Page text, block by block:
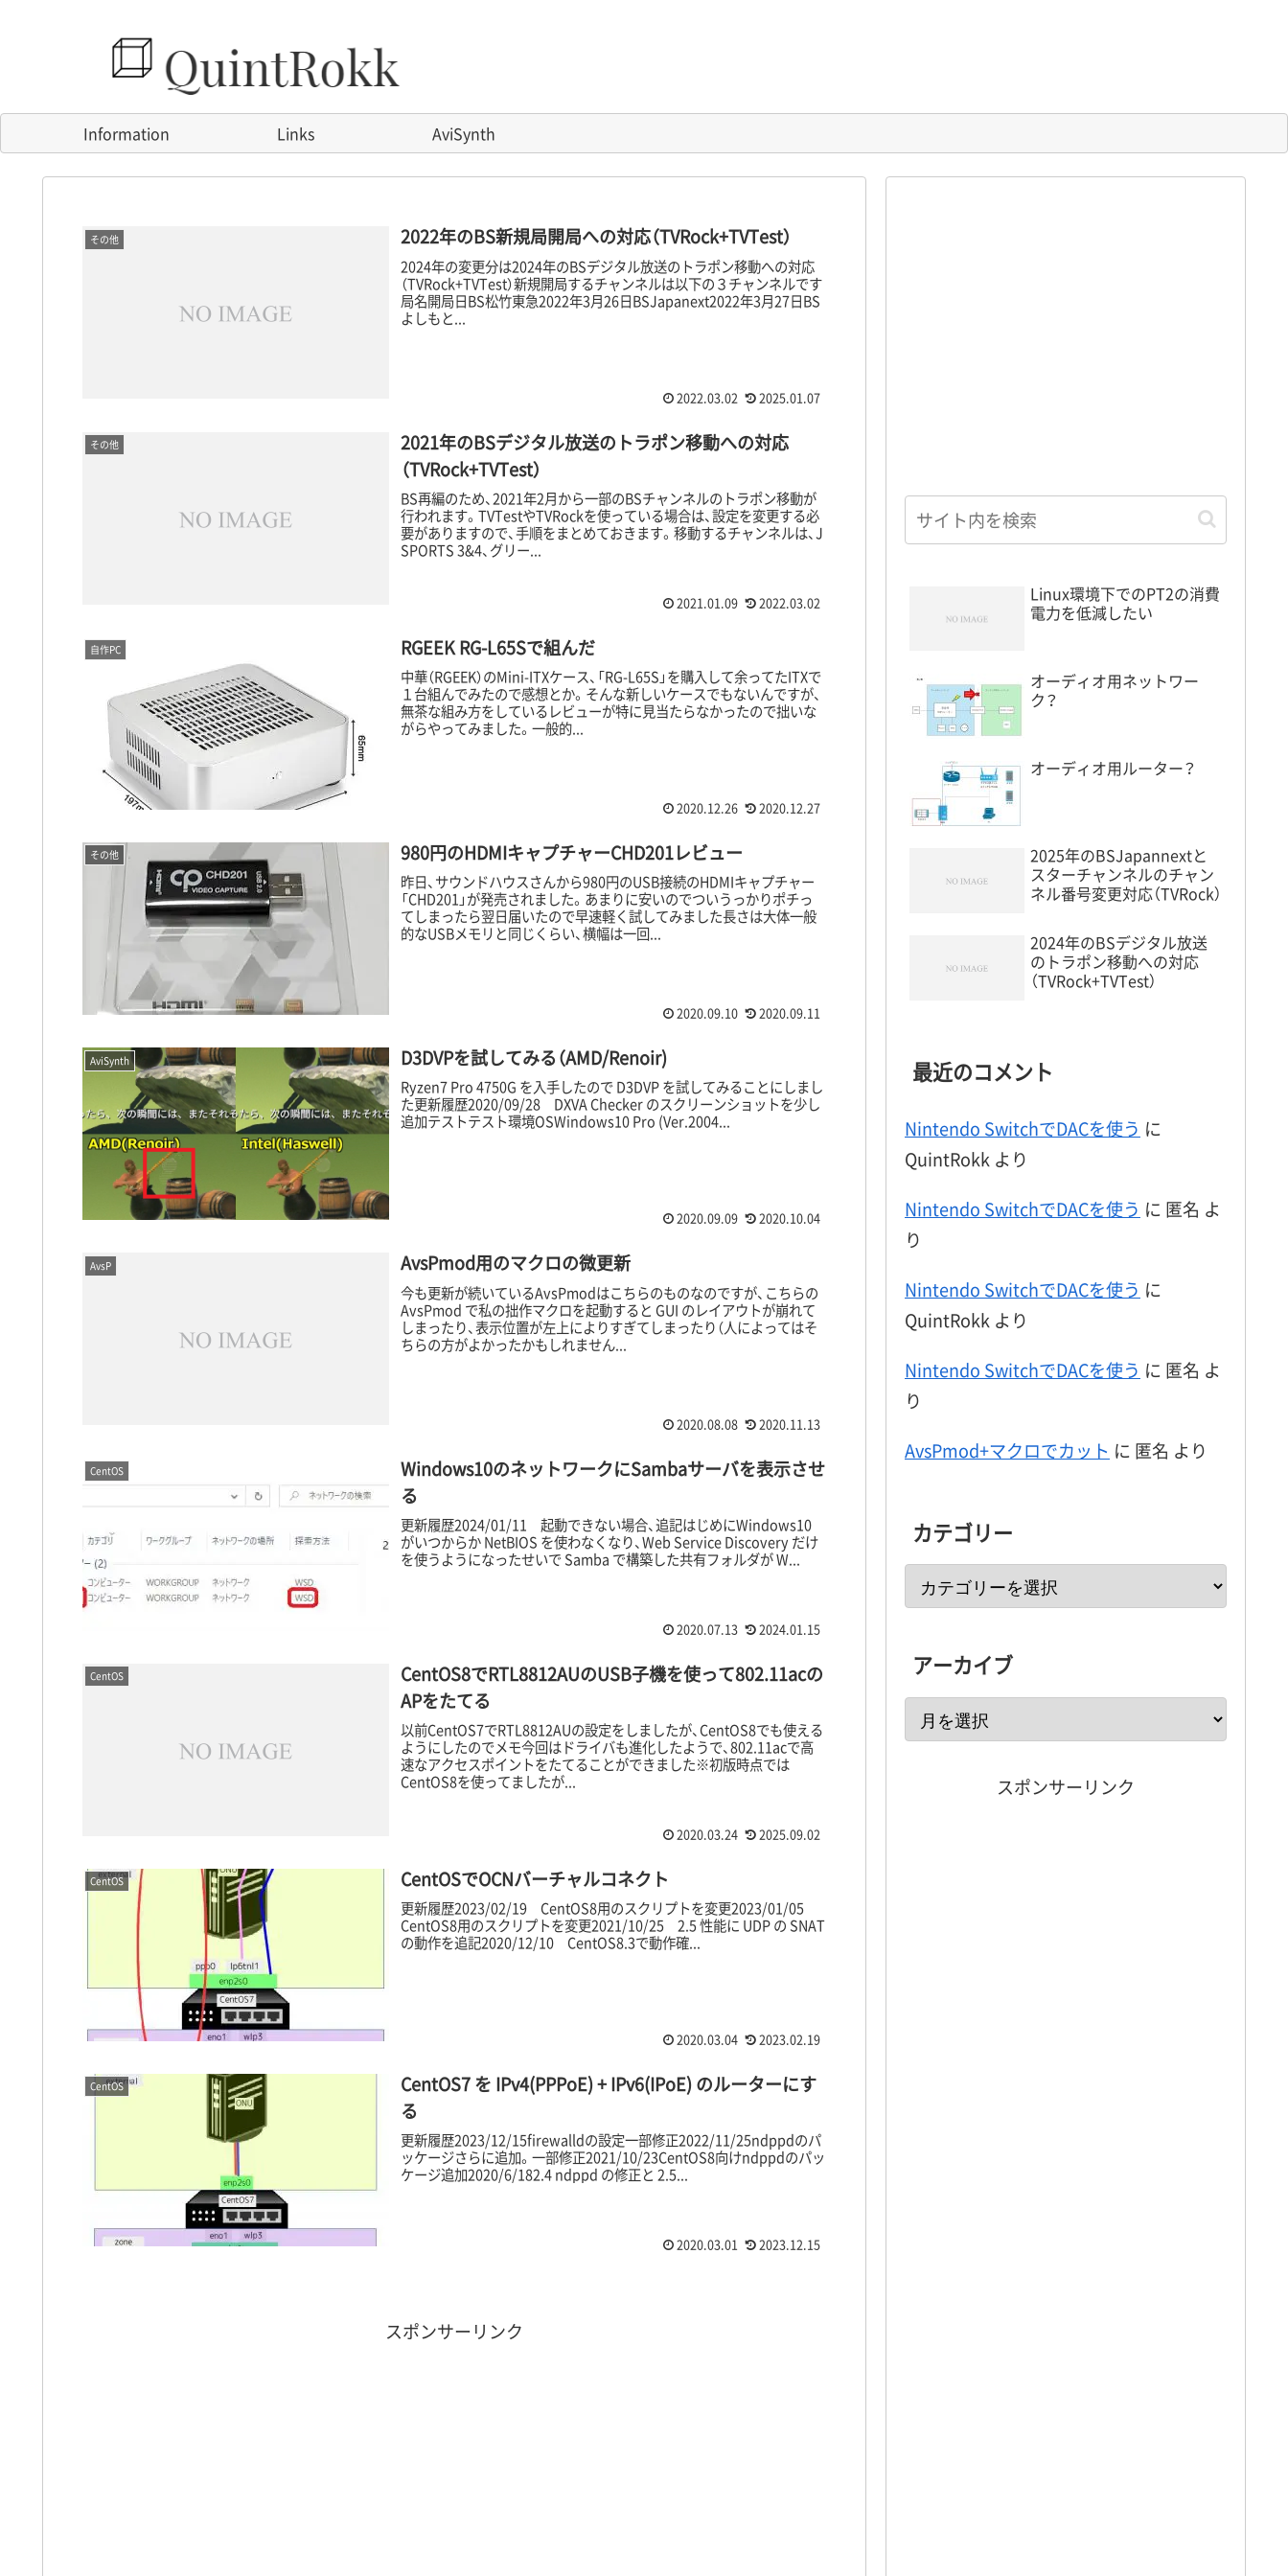
Information Links AviSynth
その他 2022年のBS新規局開局への対応（TVRock+TVTest）
2024年の変更分は2024年のBSデジタル放送のトラポン移動への対応
（TVRock+TVTest）新規開局するチャンネルは以下の３チャンネルです
局名開局日BS松竹東急2022年3月26日BSJapanext2022年3月27日BS
よしもと...
2022.03.02 2025.01.07
その他
2021年のBSデジタル放送のトラポン移動への対応
（TVRock+TVTest）
BS再編のため、2021年2月から一部のBSチャンネルのトラポン移動が
行われます。TVTestやTVRockを使っている場合は、設定を変更する必
要がありますので、手順をまとめておきます。移動するチャンネルは、J
SPORTS 3&4、グリー...
2021.01.09 2022.03.02
自作PC RGEEK RG-L65Sで組んだ
中華（RGEEK）のMini-ITXケース、「RG-L65S」を購入して余ってたITXで
１台組んでみたので感想とか。そんな新しいケースでもないんですが、
無茶な組み方をしているレビューが特に見当たらなかったので拙いな
がらやってみました。一般的...
2020.12.26 2020.12.27
その他 980円のHDMIキャプチャーCHD201レビュー
昨日、サウンドハウスさんから980円のUSB接続のHDMIキャプチャー
「CHD201」が発売されました。あまりに安いのでついうっかりポチっ
てしまったら翌日届いたので早速軽く試してみました長さは大体一般
的なUSBメモリと同じくらい、横幅は一回...
2020.09.10 2020.09.11
AviSynth D3DVPを試してみる（AMD/Renoir)
Ryzen7 Pro 4750G を入手したので D3DVP を試してみることにしまし
た更新履歴2020/09/28 DXVA Checker のスクリーンショットを少し
追加テストテスト環境OSWindows10 Pro (Ver.2004...
2020.09.09 2020.10.04
AvsP AvsPmod用のマクロの微更新
今も更新が続いているAvsPmodはこちらのものなのですが、こちらの
AvsPmod で私の拙作マクロを起動すると GUI のレイアウトが崩れて
しまったり、表示位置が左上によりすぎてしまったり（人によってはそ
ちらの方がよかったかもしれません...
2020.08.08 2020.11.13
CentOS
Windows10のネットワークにSambaサーバを表示させ
る
更新履歴2024/01/11 起動できない場合、追記はじめにWindows10
がいつからか NetBIOS を使わなくなり、Web Service Discovery だけ
を使うようになったせいで Samba で構築した共有フォルダが W...
2020.07.13 2024.01.15
CentOS
CentOS8でRTL8812AUのUSB子機を使って802.11acの
APをたてる
以前CentOS7でRTL8812AUの設定をしましたが、CentOS8でも使える
ようにしたのでメモ今回はドライバも進化したようで、802.11acで高
速なアクセスポイントをたてることができました※初版時点では
CentOS8を使ってましたが...
2020.03.24 2025.09.02
CentOS CentOSでOCNバーチャルコネクト
更新履歴2023/02/19 CentOS8用のスクリプトを変更2023/01/05
CentOS8用のスクリプトを変更2021/10/25 2.5 性能に UDP の SNAT
の動作を追記2020/12/10 CentOS8.3で動作確...
2020.03.04 2023.02.19
CentOS
CentOS7 を IPv4(PPPoE) + IPv6(IPoE) のルーターにす
る
更新履歴2023/12/15firewalldの設定一部修正2022/11/25ndppdのパ
ッケージさらに追加。一部修正2021/10/23CentOS8向けndppdのパッ
ケージ追加2020/6/182.4 ndppd の修正と 2.5...
2020.03.01 2023.12.15
スポンサーリンク
Linux環境下でのPT2の消費
電力を低減したい
オーディオ用ネットワー
ク？
オーディオ用ルーター？
2025年のBSJapannextと
スターチャンネルのチャン
ネル番号変更対応（TVRock）
2024年のBSデジタル放送
のトラポン移動への対応
（TVRock+TVTest）
最近のコメント
Nintendo SwitchでDACを使う に
QuintRokk より
Nintendo SwitchでDACを使う に 匿名 よ
り
Nintendo SwitchでDACを使う に
QuintRokk より
Nintendo SwitchでDACを使う に 匿名 よ
り
AvsPmod+マクロでカット に 匿名 より
カテゴリー
アーカイブ
スポンサーリンク